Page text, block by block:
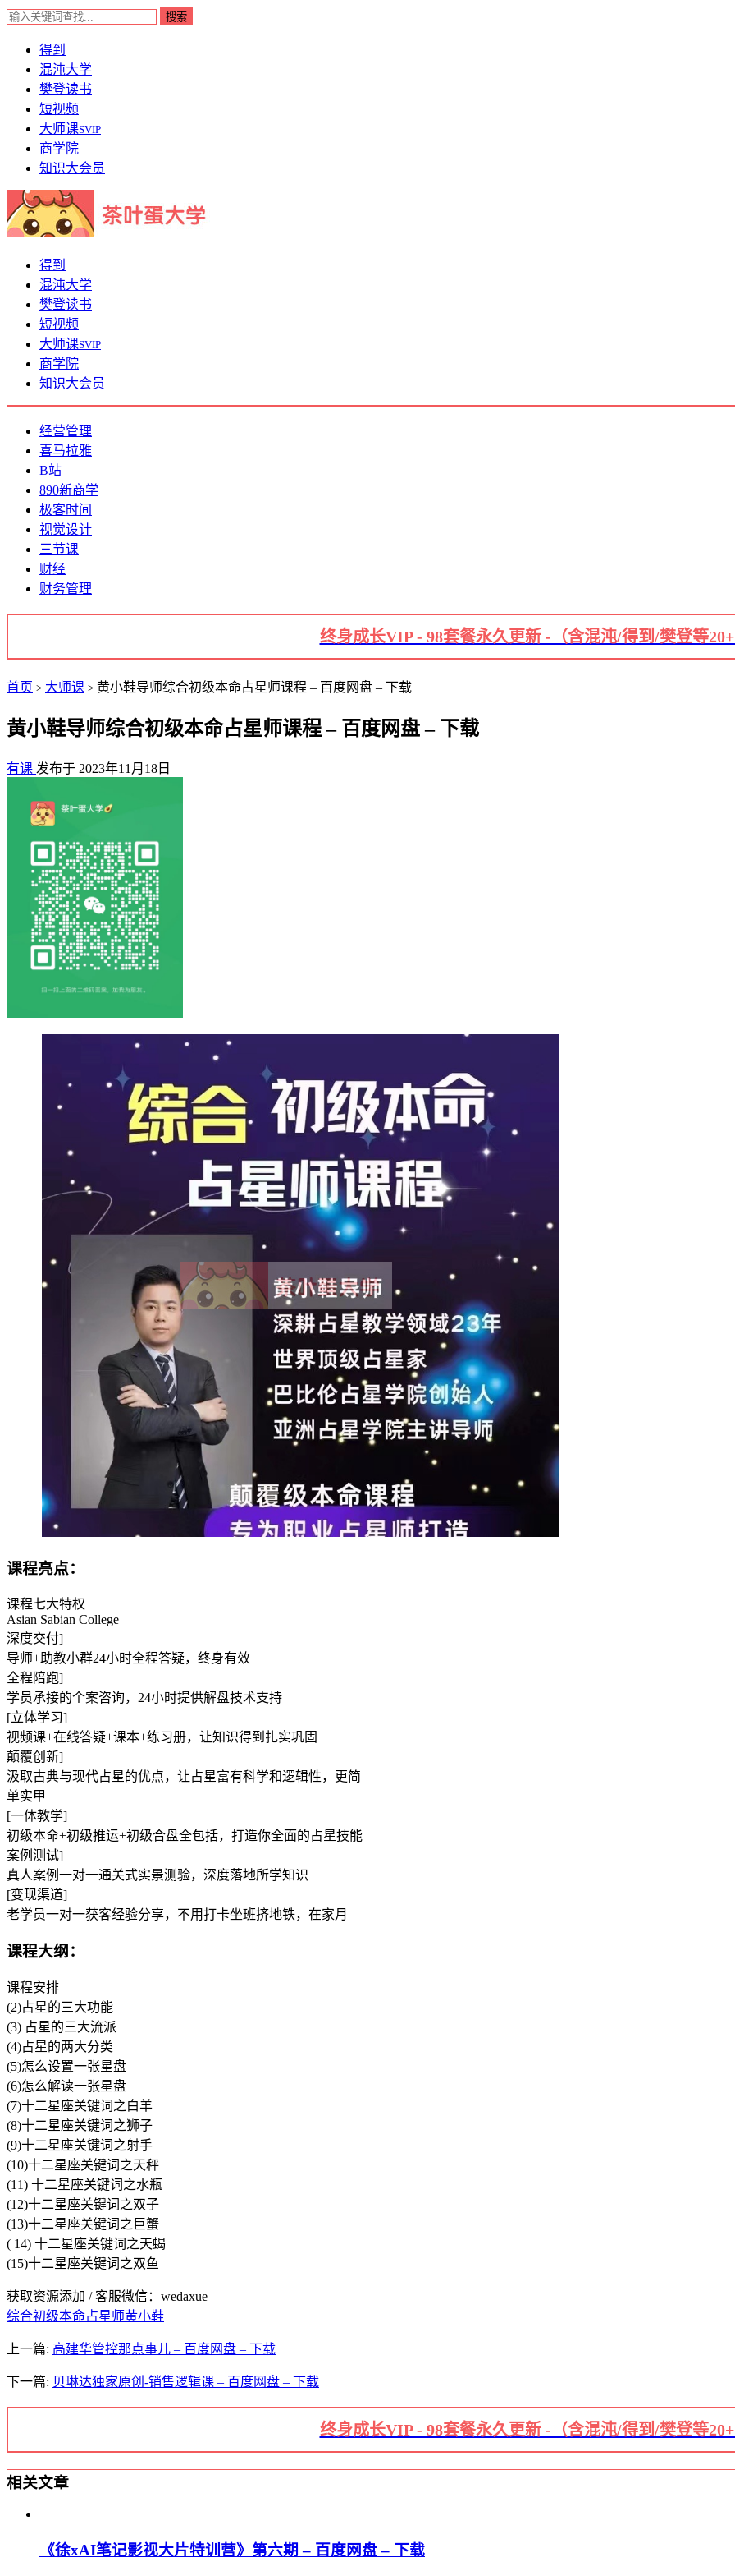
得到
混沌大学
樊登读书
短视频
大师课SVIP
商学院
知识大会员
得到
混沌大学
樊登读书
短视频
大师课SVIP
商学院
知识大会员
经营管理
喜马拉雅
B站
890新商学
极客时间
视觉设计
三节课
财经
财务管理
终身成长VIP - 98套餐永久更新 -（含混沌/得到/樊登等
首页 > 大师课 > 黄小鞋导师综合初级本命占星师课程 – 百度网盘 – 下载
黄小鞋导师综合初级本命占星师课程 – 百度网盘 – 下载
有课 发布于 2023年11月18日
课程亮点：
课程七大特权
Asian Sabian College
深度交付]
导师+助教小群24小时全程答疑，终身有效
全程陪跑]
学员承接的个案咨询，24小时提供解盘技术支持
[立体学习]
视频课+在线答疑+课本+练习册，让知识得到扎实巩固
颠覆创新]
汲取古典与现代占星的优点，让占星富有科学和逻辑性，更简
单实甲
[一体教学]
初级本命+初级推运+初级合盘全包括，打造你全面的占星技能
案例测试]
真人案例一对一通关式实景测验，深度落地所学知识
[变现渠道]
老学员一对一获客经验分享，不用打卡坐班挤地铁，在家月
课程大纲：
课程安排
(2)占星的三大功能
(3) 占星的三大流派
(4)占星的两大分类
(5)怎么设置一张星盘
(6)怎么解读一张星盘
(7)十二星座关键词之白羊
(8)十二星座关键词之狮子
(9)十二星座关键词之射手
(10)十二星座关键词之天秤
(11) 十二星座关键词之水瓶
(12)十二星座关键词之双子
(13)十二星座关键词之巨蟹
( 14) 十二星座关键词之天蝎
(15)十二星座关键词之双鱼
获取资源添加 / 客服微信：wedaxue
综合初级本命占星师黄小鞋
上一篇: 高建华管控那点事儿 – 百度网盘 – 下载
下一篇: 贝琳达独家原创-销售逻辑课 – 百度网盘 – 下载
终身成长VIP - 98套餐永久更新 -（含混沌/得到/樊登等
相关文章
《徐xAI笔记影视大片特训营》第六期 – 百度网盘 – 下载